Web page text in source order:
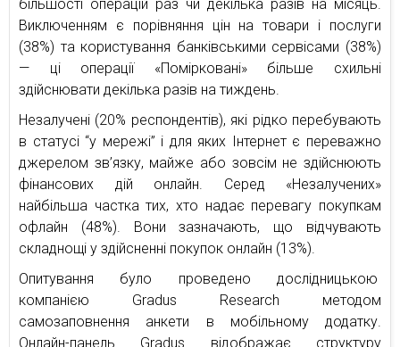
більшості операцій раз чи декілька разів на місяць.
Виключенням є порівняння цін на товари і послуги
(38%) та користування банківськими сервісами (38%)
— ці операції «Помірковані» більше схильні
здійснювати декілька разів на тиждень.
Незалучені (20% респондентів), які рідко перебувають
в статусі “у мережі” і для яких Інтернет є переважно
джерелом зв’язку, майже або зовсім не здійснюють
фінансових дій онлайн. Серед «Незалучених»
найбільша частка тих, хто надає перевагу покупкам
офлайн (48%). Вони зазначають, що відчувають
складнощі у здійсненні покупок онлайн (13%).
Опитування було проведено дослідницькою
компанією Gradus Research методом
самозаповнення анкети в мобільному додатку.
Онлайн-панель Gradus відображає структуру